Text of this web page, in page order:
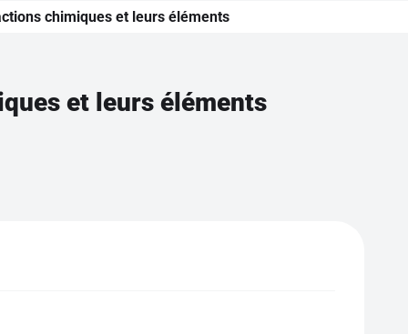
chimiques et leurs éléments
et leurs éléments